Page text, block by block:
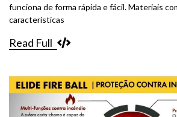
funciona de forma rápida e fácil. Materiais
características
Read Full